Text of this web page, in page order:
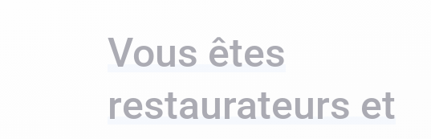
Vous êtes
restaurateurs et